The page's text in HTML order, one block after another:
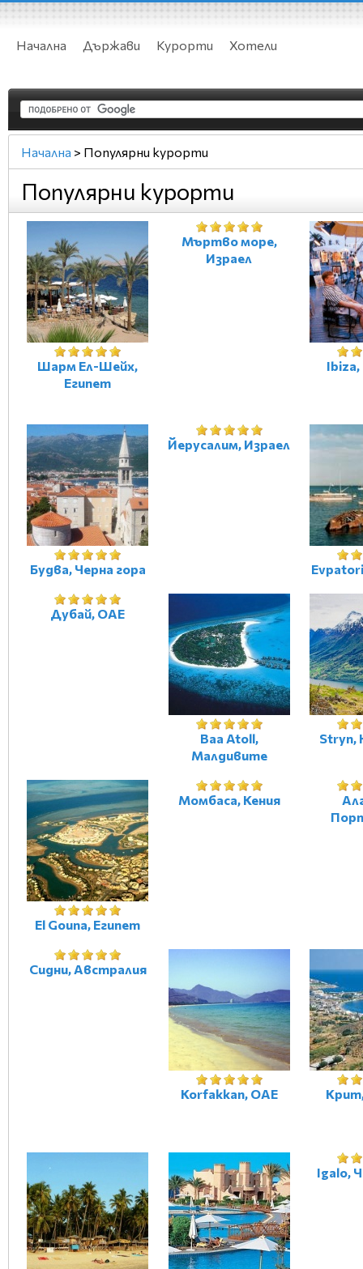
Начална Държави Курорти Хотели
Начална > Популярни курорти
Популярни курорти
Шарм Ел-Шейх,
Египет
Мъртво море,
Израел
Ibiza,
Будва, Черна гора
Йерусалим, Израел
Дубай, ОАЕ
Baa Atoll,
Малдивите
Stryn,
El Gouna, Египет
Момбаса, Кения
Сидни, Австралия
Korfakkan, ОАЕ
Igalo,